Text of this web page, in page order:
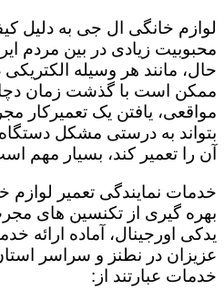
لوازم خانگی ال جی به دلیل
محبوبیت زیادی در بین مردم
حال، مانند هر وسیله الکتریکی
ممکن است با گذشت زمان
مواقعی، یافتن یک تعمیرکار
بتواند به درستی مشکل
آن را تعمیر کند، بسیار مهم
خدمات نمایندگی تعمیر لوازم
بهره گیری از تکنسین های
یدکی اورجینال، آماده ارائه
عزیزان در نطنز و سراسر
خدمات عبارتند از: